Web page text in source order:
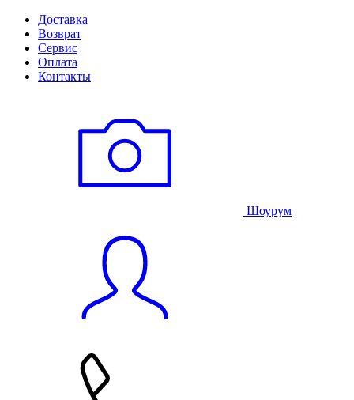
Доставка
Возврат
Сервис
Оплата
Контакты
Шоурум